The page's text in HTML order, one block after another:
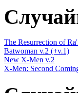
The Resurrection of
Batwoman v.2 (+v.1)
New X-Men v.2
X-Men: Second